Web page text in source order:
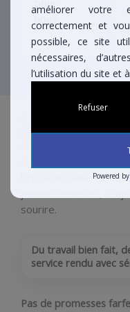
pour
“L’Esprit Michel
revisité
Chez Compagnon
bricoleur calme et
sourire.
Du travail bien fait,
service rendu avec
Pas de promesses
améliorer votre
correctement et
possible, ce site
nécessaires,
l’utilisation du site et
Refuser
Powered by